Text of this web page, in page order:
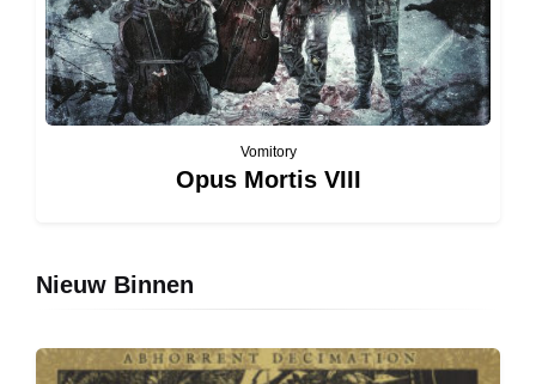
Vomitory
Opus Mortis VIII
Nieuw Binnen